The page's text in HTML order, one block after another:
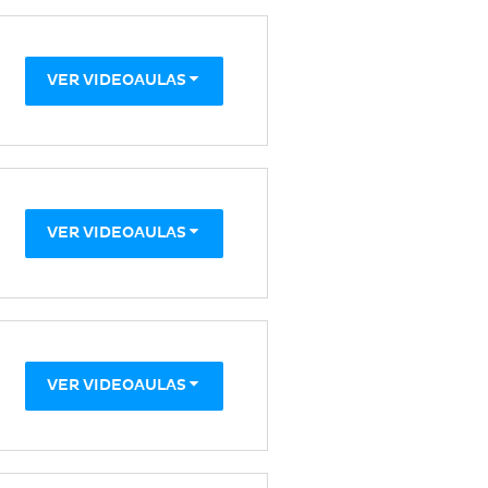
VER VIDEOAULAS
VER VIDEOAULAS
VER VIDEOAULAS